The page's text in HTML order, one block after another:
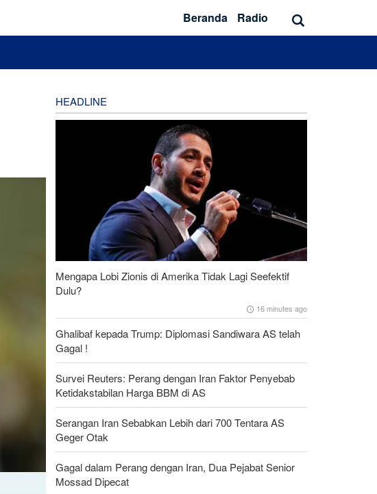
Beranda Radio
HEADLINE
Mengapa Lobi Zionis di Amerika Tidak Lagi Seefektif
Dulu?
16 minutes ago
Ghalibaf kepada Trump: Diplomasi Sandiwara AS telah
Gagal !
Survei Reuters: Perang dengan Iran Faktor Penyebab
Ketidakstabilan Harga BBM di AS
Serangan Iran Sebabkan Lebih dari 700 Tentara AS
Geger Otak
Gagal dalam Perang dengan Iran, Dua Pejabat Senior
Mossad Dipecat